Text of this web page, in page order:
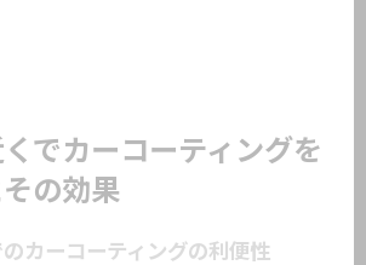
ーティングが長持ちする理由
でカーコーティングを
の効果
カーコーティングの利便性